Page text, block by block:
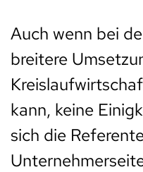
Auch wenn bei
breitere
kann, keine
sich die